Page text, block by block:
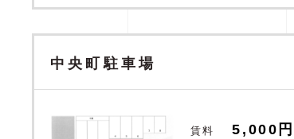
中央町駐車場
賃料 5,000円